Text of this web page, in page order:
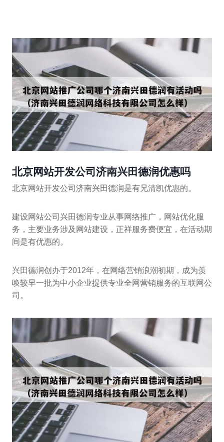
北京网站开发公司济南兴田德润优惠吗
北京网站开发公司济南兴田德润是有兄清凯优惠的。
建设网站公司兴田德润专业从事网络推广，网站优化服
务，主要业务涉及网站建设，正祥服务费便宜，在活动期
间是有优惠的。
兴田德润创办于2012年，在网络营销浪潮初期，成为羡
唤较早一批为中小企业提供专业全网营销服务的互联网公
司。